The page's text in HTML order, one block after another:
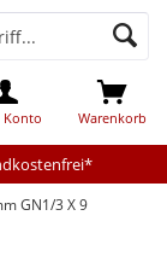
Warenkorb
Konto
GN1/3 X 9